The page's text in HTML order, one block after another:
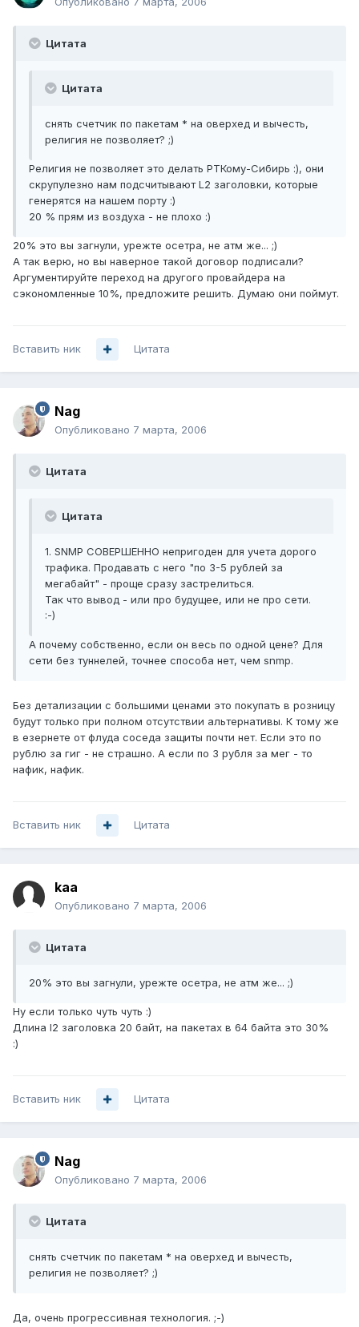
Цитата
Цитата
снять счетчик по пакетам * на оверхед и вычесть,
религия не позволяет? ;)
Религия не позволяет это делать РТКому-Сибирь :), они
скрупулезно нам подсчитывают L2 заголовки, которые
генерятся на нашем порту :)
20 % прям из воздуха - не плохо :)
20% это вы загнули, урежте осетра, не атм же... ;)
А так верю, но вы наверное такой договор подписали?
Аргументируйте переход на другого провайдера на
сэкономленные 10%, предложите решить. Думаю они поймут.
Вставить ник Цитата
Nag
Опубликовано 7 марта, 2006
Цитата
Цитата
1. SNMP СОВЕРШЕННО непригоден для учета дорого
трафика. Продавать с него "по 3-5 рублей за
мегабайт" - проще сразу застрелиться.
Так что вывод - или про будущее, или не про сети.
:-)
А почему собственно, если он весь по одной цене? Для
сети без туннелей, точнее способа нет, чем snmp.
Без детализации с большими ценами это покупать в розницу
будут только при полном отсутствии альтернативы. К тому же
в езернете от флуда соседа защиты почти нет. Если это по
рублю за гиг - не страшно. А если по 3 рубля за мег - то
нафик, нафик.
Вставить ник Цитата
kaa
Опубликовано 7 марта, 2006
Цитата
20% это вы загнули, урежте осетра, не атм же... ;)
Ну если только чуть чуть :)
Длина l2 заголовка 20 байт, на пакетах в 64 байта это 30%
:)
Вставить ник Цитата
Nag
Опубликовано 7 марта, 2006
Цитата
снять счетчик по пакетам * на оверхед и вычесть,
религия не позволяет? ;)
Да, очень прогрессивная технология. ;-)